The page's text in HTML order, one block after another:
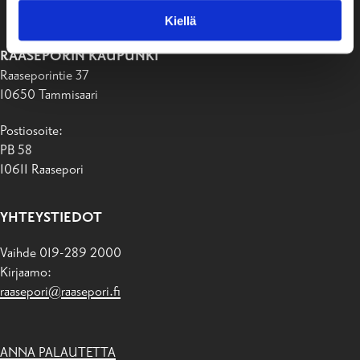
Kiellä
RAASEPORIN KAUPUNKI
Raaseporintie 37
10650 Tammisaari
Postiosoite:
PB 58
10611 Raasepori
YHTEYSTIEDOT
Vaihde 019-289 2000
Kirjaamo:
raasepori@raasepori.fi
ANNA PALAUTETTA